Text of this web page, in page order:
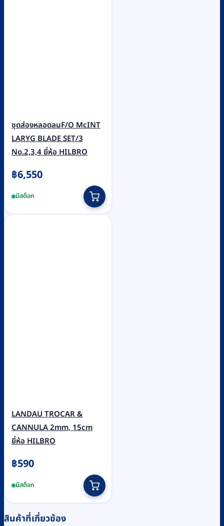
ชุดส่องหลอดลมF/O McINT
LARYG BLADE SET/3
No.2,3,4 ยี่ห้อ HILBRO
฿6,550
มีสต็อก
LANDAU TROCAR &
CANNULA 2mm, 15cm
ยี่ห้อ HILBRO
฿590
มีสต็อก
สินค้าที่เกี่ยวข้อง